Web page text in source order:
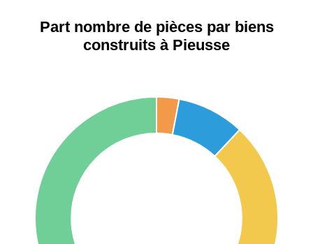
arrondissement
Toulon 4 284 €
38000 - Grenoble
Part nombre de pièces par biens
construits à Pieusse